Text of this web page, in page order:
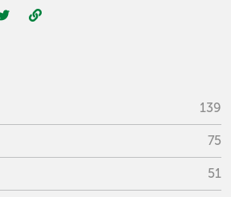
139
75
51